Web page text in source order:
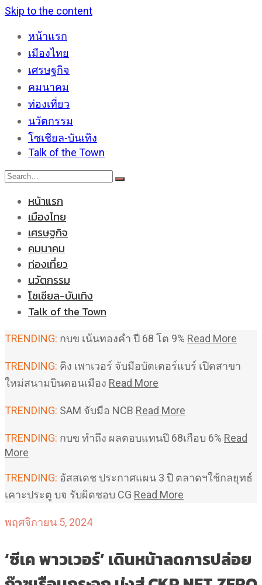
Skip to the content
หน้าแรก
เมืองไทย
เศรษฐกิจ
คมนาคม
ท่องเที่ยว
นวัตกรรม
โซเชียล-บันเทิง
Talk of the Town
หน้าแรก
เมืองไทย
เศรษฐกิจ
คมนาคม
ท่องเที่ยว
นวัตกรรม
โซเชียล-บันเทิง
Talk of the Town
TRENDING: กบข เน้นทองคำ ปี 68 โต 9% Read More
TRENDING: คิง เพาเวอร์ จับมือบัตเตอร์แบร์ เปิดสาขา
ใหม่สนามบินดอนเมือง Read More
TRENDING: SAM จับมือ NCB Read More
TRENDING: กบข ทำถึง ผลตอบแทนปี 68เกือบ 6% Read
More
TRENDING: อัสสเดช ประกาศแผน 3 ปี ตลาดฯใช้กลยุทธ์
เคาะประตู บจ รับผิดชอบ CG Read More
พฤศจิกายน 5, 2024
‘ซีเค พาวเวอร์’ เดินหน้าลดการปล่อย